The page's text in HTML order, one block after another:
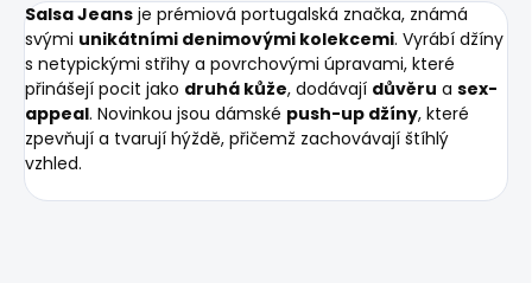
Salsa Jeans je prémiová portugalská značka, známá
svými unikátními denimovými kolekcemi. Vyrábí džíny
s netypickými střihy a povrchovými úpravami, které
přinášejí pocit jako druhá kůže, dodávají důvěru a sex-
appeal. Novinkou jsou dámské push-up džíny, které
zpevňují a tvarují hýždě, přičemž zachovávají štíhlý
vzhled.